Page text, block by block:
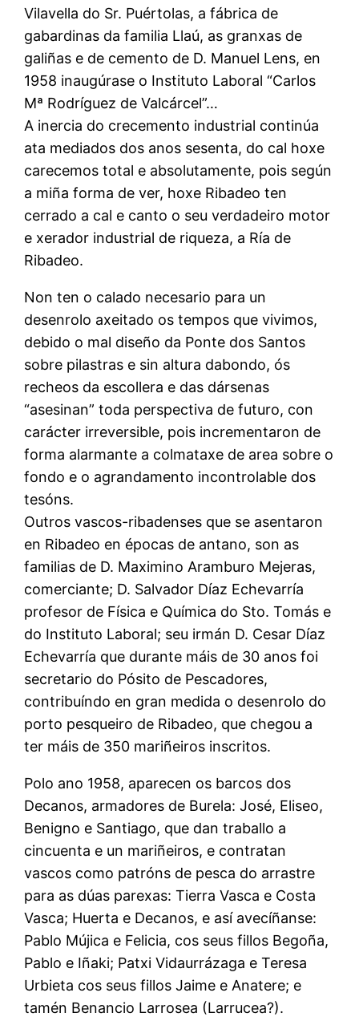
Vilavella do Sr. Puértolas, a fábrica de
gabardinas da familia Llaú, as granxas de
galiñas e de cemento de D. Manuel Lens, en
1958 inaugúrase o Instituto Laboral “Carlos
Mª Rodríguez de Valcárcel”…
A inercia do crecemento industrial continúa
ata mediados dos anos sesenta, do cal hoxe
carecemos total e absolutamente, pois según
a miña forma de ver, hoxe Ribadeo ten
cerrado a cal e canto o seu verdadeiro motor
e xerador industrial de riqueza, a Ría de
Ribadeo.
Non ten o calado necesario para un
desenrolo axeitado os tempos que vivimos,
debido o mal diseño da Ponte dos Santos
sobre pilastras e sin altura dabondo, ós
recheos da escollera e das dársenas
“asesinan” toda perspectiva de futuro, con
carácter irreversible, pois incrementaron de
forma alarmante a colmataxe de area sobre o
fondo e o agrandamento incontrolable dos
tesóns.
Outros vascos-ribadenses que se asentaron
en Ribadeo en épocas de antano, son as
familias de D. Maximino Aramburo Mejeras,
comerciante; D. Salvador Díaz Echevarría
profesor de Física e Química do Sto. Tomás e
do Instituto Laboral; seu irmán D. Cesar Díaz
Echevarría que durante máis de 30 anos foi
secretario do Pósito de Pescadores,
contribuíndo en gran medida o desenrolo do
porto pesqueiro de Ribadeo, que chegou a
ter máis de 350 mariñeiros inscritos.
Polo ano 1958, aparecen os barcos dos
Decanos, armadores de Burela: José, Eliseo,
Benigno e Santiago, que dan traballo a
cincuenta e un mariñeiros, e contratan
vascos como patróns de pesca do arrastre
para as dúas parexas: Tierra Vasca e Costa
Vasca; Huerta e Decanos, e así avecíñanse:
Pablo Mújica e Felicia, cos seus fillos Begoña,
Pablo e Iñaki; Patxi Vidaurrázaga e Teresa
Urbieta cos seus fillos Jaime e Anatere; e
tamén Benancio Larrosea (Larrucea?).